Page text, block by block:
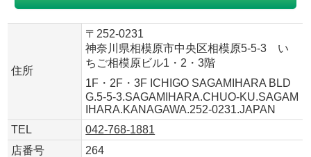
住所
〒252-0231
神奈川県相模原市中央区相模原5-5-3 い
ちご相模原ビル1・2・3階
1F・2F・3F ICHIGO SAGAMIHARA BLD
G.5-5-3.SAGAMIHARA.CHUO-KU.SAGAM
IHARA.KANAGAWA.252-0231.JAPAN
TEL
042-768-1881
店番号
264